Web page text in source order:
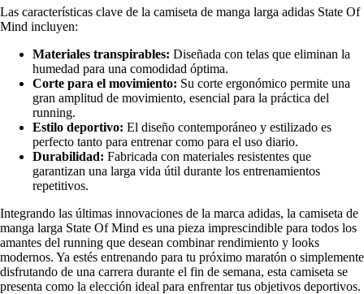
Las características clave de la camiseta de manga larga adidas State Of
Mind incluyen:
Materiales transpirables: Diseñada con telas que eliminan la
humedad para una comodidad óptima.
Corte para el movimiento: Su corte ergonómico permite una
gran amplitud de movimiento, esencial para la práctica del
running.
Estilo deportivo: El diseño contemporáneo y estilizado es
perfecto tanto para entrenar como para el uso diario.
Durabilidad: Fabricada con materiales resistentes que
garantizan una larga vida útil durante los entrenamientos
repetitivos.
Integrando las últimas innovaciones de la marca adidas, la camiseta de
manga larga State Of Mind es una pieza imprescindible para todos los
amantes del running que desean combinar rendimiento y looks
modernos. Ya estés entrenando para tu próximo maratón o simplemente
disfrutando de una carrera durante el fin de semana, esta camiseta se
presenta como la elección ideal para enfrentar tus objetivos deportivos.